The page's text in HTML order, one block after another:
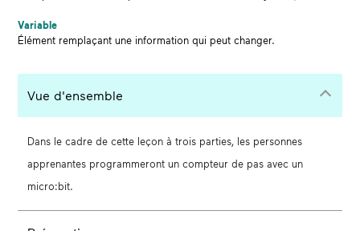
Variable
Élément remplaçant une information qui peut changer.
Vue d'ensemble
Dans le cadre de cette leçon à trois parties, les personnes
apprenantes programmeront un compteur de pas avec un
micro:bit.